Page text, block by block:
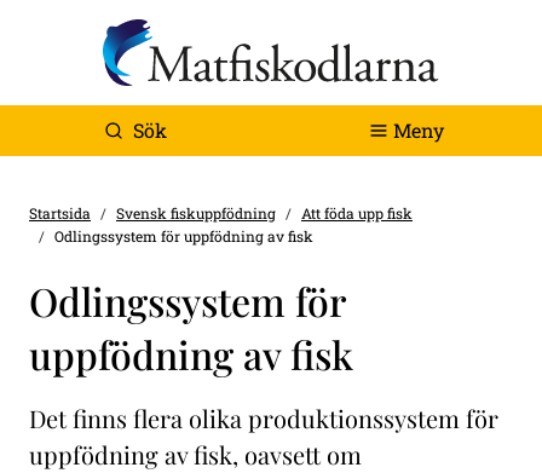
Sök Meny
Startsida Svensk fiskuppfödning
Att föda upp fisk
Odlingssystem för uppfödning av fisk
Odlingssystem för
uppfödning av fisk
Det finns flera olika produktionssystem för
uppfödning av fisk, oavsett om